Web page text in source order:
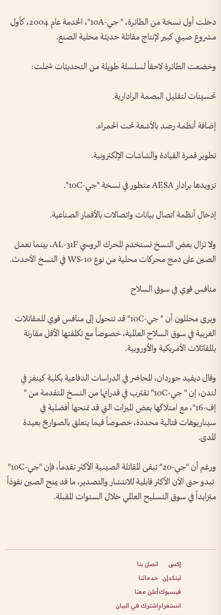
دخلت أول نسخة من الطائرة، " جي-10A"، الخدمة عام 2004، كأول
مشروع صيني كبير لإنتاج مقاتلة حديثة محلية الصنع.
وخضعت الطائرة لاحقاً لسلسلة طويلة من التحديثات شملت:
تحسينات لتقليل البصمة الرادارية.
إضافة أنظمة رصد بالأشعة تحت الحمراء.
تطوير قمرة القيادة والشاشات الإلكترونية.
تزويدها برادار AESA متطور في نسخة "جي-10C".
إدخال أنظمة اتصال بيانات واتصالات بالأقمار الصناعية.
ولا تزال بعض النسخ تستخدم المحرك الروسي AL-31F، بينما تعمل
الصين على دمج محركات محلية من نوع WS-10 في النسخ الأحدث.
منافس قوي في سوق السلاح
ويرى محللون أن " جي-10C" قد تتحول إلى منافس قوي للمقاتلات
الغربية في سوق السلاح العالمية، خصوصاً مع تكلفتها الأقل مقارنة
بالمقاتلات الأمريكية والأوروبية.
وقال ديفيد جوردان، المحاضر في الدراسات الدفاعية بكلية كينغز في
لندن، إن " جي-10C" تقترب في قدراتها من النسخ المتقدمة من "
إف-16"، مع امتلاكها بعض الميزات التي قد تمنحها أفضلية في
سيناريوهات قتالية محددة، خصوصاً فيما يتعلق بالصواريخ بعيدة
المدى.
ورغم أن "جي-20" تبقى المقاتلة الصينية الأكثر تقدماً، فإن "جي-10C"
تبدو حتى الآن الأكثر قابلية للانتشار والتصدير، ما قد يمنح الصين نفوذاً
متزايداً في سوق التسليح العالمي خلال السنوات المقبلة.
إكس
لينكدإن
فيسبوك
انستغرام
اتصل بنا
خدماتنا
أعلن معنا
اشترك في البيان